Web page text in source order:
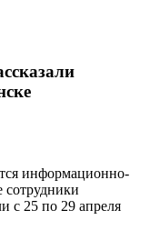
информационно-
сотрудники
с 25 по 29 апреля